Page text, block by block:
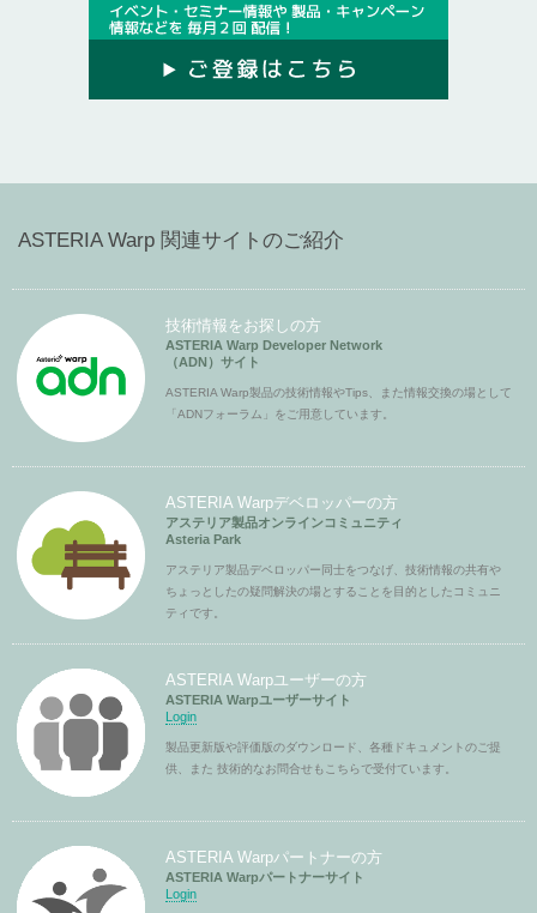
ASTERIA Warp 関連サイトのご紹介
技術情報をお探しの方
ASTERIA Warp Developer Network
（ADN）サイト
ASTERIA Warp製品の技術情報やTips、また情報交換の場として
「ADNフォーラム」をご用意しています。
ASTERIA Warpデベロッパーの方
アステリア製品オンラインコミュニティ
Asteria Park
アステリア製品デベロッパー同士をつなげ、技術情報の共有や
ちょっとしたの疑問解決の場とすることを目的としたコミュニ
ティです。
ASTERIA Warpユーザーの方
ASTERIA Warpユーザーサイト
Login
製品更新版や評価版のダウンロード、各種ドキュメントのご提
供、また 技術的なお問合せもこちらで受付ています。
ASTERIA Warpパートナーの方
ASTERIA Warpパートナーサイト
Login